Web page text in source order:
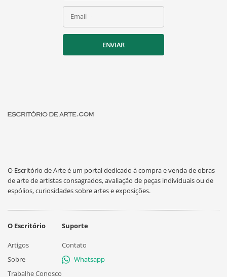
Email
ENVIAR
O Escritório de Arte é um portal dedicado à compra e venda de obras
de arte de artistas consagrados, avaliação de peças individuais ou de
espólios, curiosidades sobre artes e exposições.
O Escritório
Artigos
Sobre
Trabalhe Conosco
Suporte
Contato
Whatsapp